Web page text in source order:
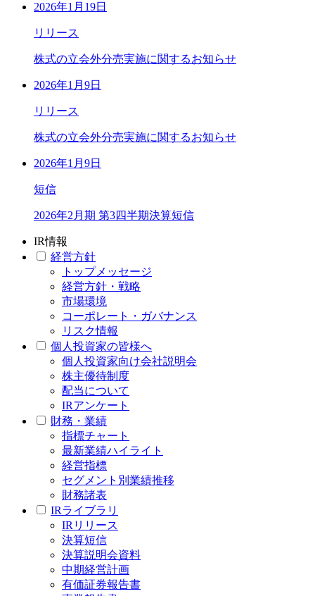
2026年1月19日
リリース
株式の立会外分売実施に関するお知らせ
2026年1月9日
リリース
株式の立会外分売実施に関するお知らせ
2026年1月9日
短信
2026年2月期 第3四半期決算短信
IR情報
経営方針
トップメッセージ
経営方針・戦略
市場環境
コーポレート・ガバナンス
リスク情報
個人投資家の皆様へ
個人投資家向け会社説明会
株主優待制度
配当について
IRアンケート
財務・業績
指標チャート
最新業績ハイライト
経営指標
セグメント別業績推移
財務諸表
IRライブラリ
IRリリース
決算短信
決算説明会資料
中期経営計画
有価証券報告書